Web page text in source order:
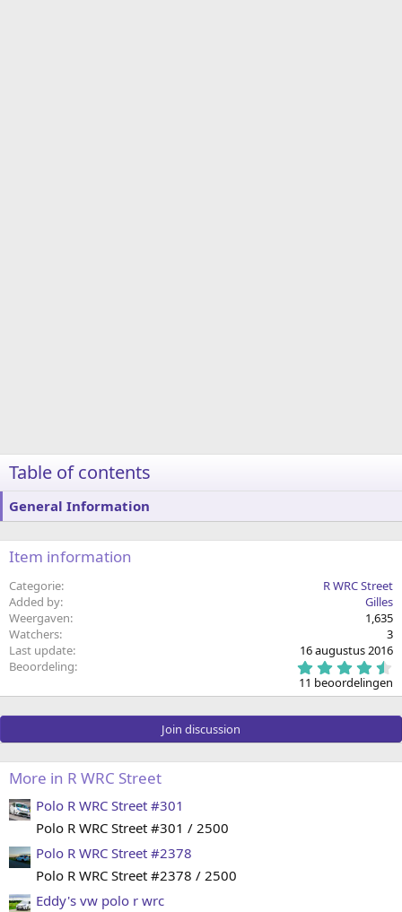
Table of contents
General Information
Item information
Categorie
R WRC Street
Added by
Gilles
Weergaven
1,635
Watchers
3
Last update
16 augustus 2016
Beoordeling
9
s
e
r
11 beoordelingen
Join discussion
More in R WRC Street
Polo R WRC Street #301
Polo R WRC Street #301 / 2500
Polo R WRC Street #2378
Polo R WRC Street #2378 / 2500
Eddy's vw polo r wrc